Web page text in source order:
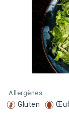
Allergènes :
Gluten